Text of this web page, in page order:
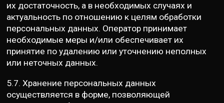
их достаточность, а в необходимых случаях и
актуальность по отношению к целям обработки
персональных данных. Оператор принимает
необходимые меры и/или обеспечивает их
принятие по удалению или уточнению неполных
или неточных данных.
5.7. Хранение персональных данных
осуществляется в форме, позволяющей